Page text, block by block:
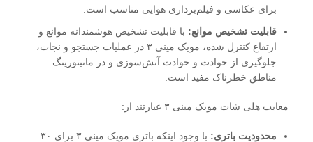
برای عکاسی و فیلم‌برداری هوایی مناسب است.
قابلیت تشخیص موانع: با قابلیت تشخیص هوشمندانه موانع و
ارتفاع کنترل شده، مویک مینی ۳ در عملیات جستجو و نجات،
جلوگیری از حوادث و حوادث آتش‌سوزی و در مانیتورینگ
مناطق خطرناک مفید است.
معایب هلی شات مویک مینی ۳ عبارتند از:
محدودیت باتری:
با وجود اینکه باتری مویک مینی ۳ برای ۳۰